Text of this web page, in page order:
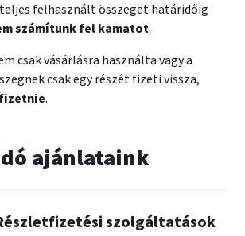
felhasznált összeget határidőig
számítunk fel kamatot.
csak vásárlásra használta vagy a
csak egy részét fizeti vissza,
.
ajánlataink
szolgáltatások